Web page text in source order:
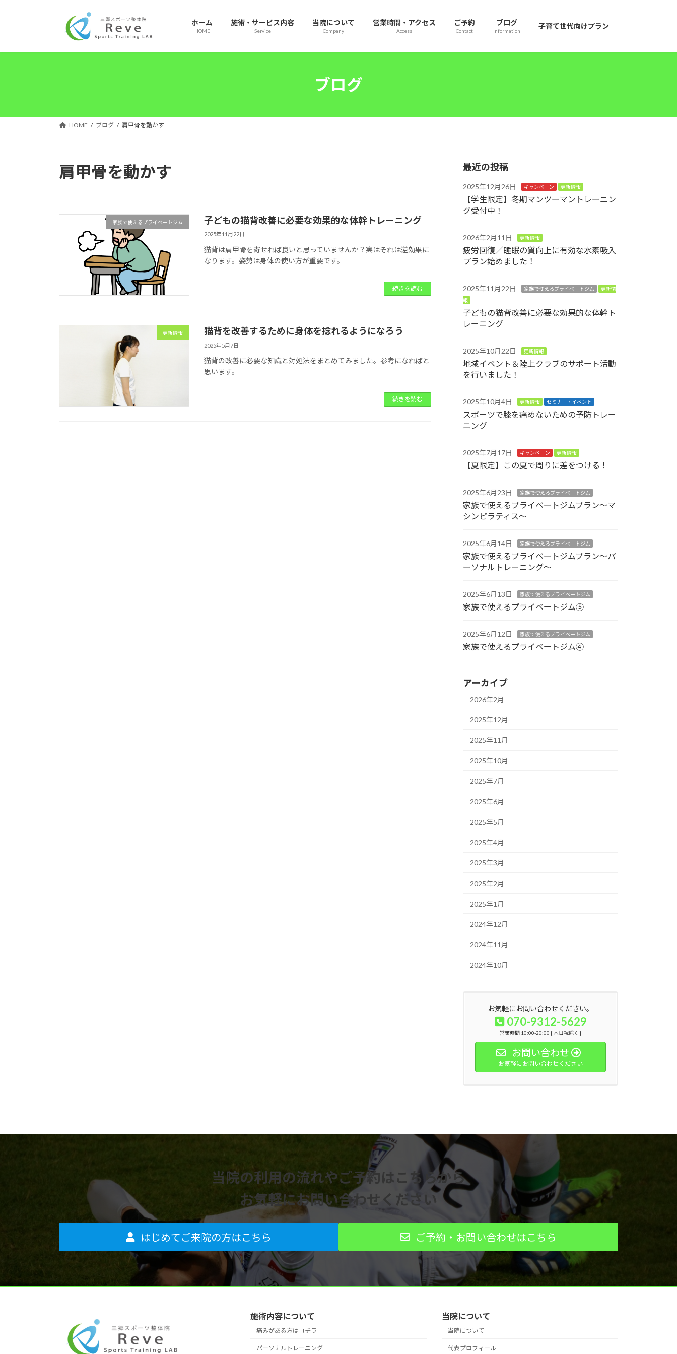
ツ
プ
シ
動
ホーム
HOME
施術・サービス内容
Service
当院について
Company
営業時間・アクセス
Access
ご予約
Contact
ブログ
Information
子育て世代向けプラン
ブログ
HOME ブログ 肩甲骨を動かす
肩甲骨を動かす
家族で使えるプライベートジム 子どもの猫背改善に必要な効果的な体幹トレーニング
2025年11月22日
猫背は肩甲骨を寄せれば良いと思っていませんか？実はそれは逆効果に
なります。姿勢は身体の使い方が重要です。
続きを読む
更新情報 猫背を改善するために身体を捻れるようになろう
2025年5月7日
猫背の改善に必要な知識と対処法をまとめてみました。参考になればと
思います。
続きを読む
最近の投稿
2025年12月26日 キャンペーン 更新情報
【学生限定】冬期マンツーマントレーニン
グ受付中！
2026年2月11日 更新情報
疲労回復／睡眠の質向上に有効な水素吸入
プラン始めました！
2025年11月22日 家族で使えるプライベートジム
更新情
報
子どもの猫背改善に必要な効果的な体幹ト
レーニング
2025年10月22日 更新情報
地域イベント＆陸上クラブのサポート活動
を行いました！
2025年10月4日 更新情報 セミナー・イベント
スポーツで膝を痛めないための予防トレー
ニング
2025年7月17日 キャンペーン 更新情報
【夏限定】この夏で周りに差をつける！
2025年6月23日 家族で使えるプライベートジム
家族で使えるプライベートジムプラン～マ
シンピラティス～
2025年6月14日 家族で使えるプライベートジム
家族で使えるプライベートジムプラン～パ
ーソナルトレーニング～
2025年6月13日 家族で使えるプライベートジム
家族で使えるプライベートジム⑤
2025年6月12日 家族で使えるプライベートジム
家族で使えるプライベートジム④
アーカイブ
2026年2月
2025年12月
2025年11月
2025年10月
2025年7月
2025年6月
2025年5月
2025年4月
2025年3月
2025年2月
2025年1月
2024年12月
2024年11月
2024年10月
お気軽にお問い合わせください。
070-9312-5629
営業時間 10:00-20:00 [ 木日祝除く ]
お問い合わせ
お気軽にお問い合わせください
当院の利用の流れやご予約はこちらから
お気軽にお問い合わせください
はじめてご来院の方はこちら ご予約・お問い合わせはこちら
施術内容について
痛みがある方はコチラ
パーソナルトレーニング
当院について
当院について
代表プロフィール